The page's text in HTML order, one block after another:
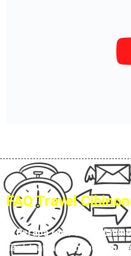
FAQ Travel
1. Berapa tarif travel
Tariftravel Cibinong